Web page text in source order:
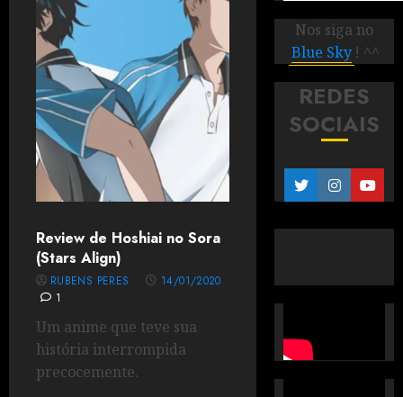
Review de Hoshiai no Sora
(Stars Align)
RUBENS PERES
14/01/2020
1
Um anime que teve sua
história interrompida
precocemente.
Nos siga no
Blue Sky ! ^^
REDES
SOCIAIS